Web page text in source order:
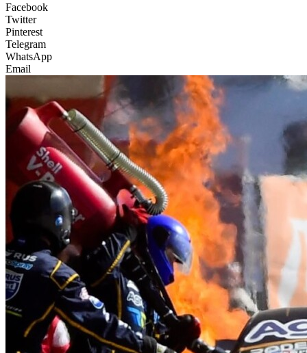
Facebook
Twitter
Pinterest
Telegram
WhatsApp
Email